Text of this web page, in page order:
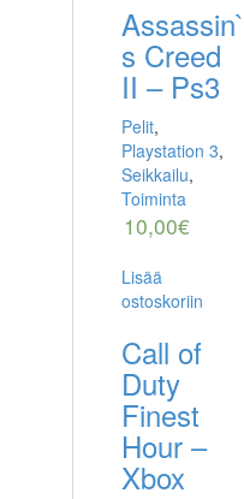
Assassin`
s Creed
II – Ps3
Pelit,
Playstation 3,
Seikkailu,
Toiminta
10,00€
Lisää
ostoskoriin
Call of
Duty
Finest
Hour –
Xbox